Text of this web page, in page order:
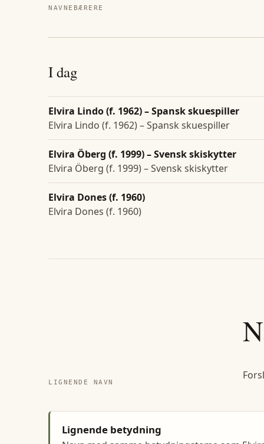
NAVNEBÆRERE
I dag
Elvira Lindo (f. 1962) – Spansk skuespiller
Elvira Lindo (f. 1962) – Spansk skuespiller
Elvira Öberg (f. 1999) – Svensk skiskytter
Elvira Öberg (f. 1999) – Svensk skiskytter
Elvira Dones (f. 1960)
Elvira Dones (f. 1960)
LIGNENDE NAVN
Lignende betydning